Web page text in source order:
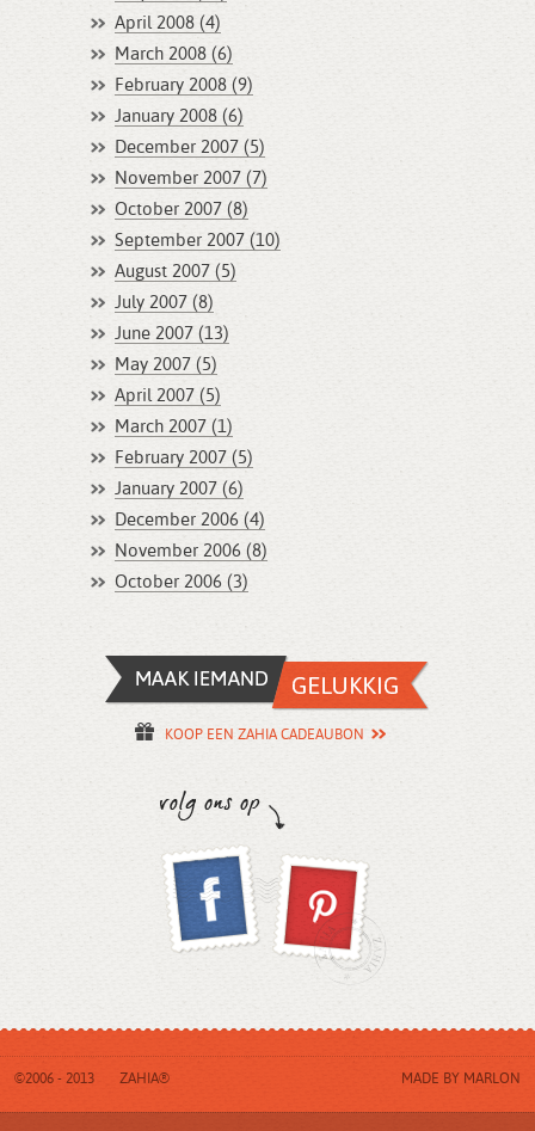
April 2008 (4)
March 2008 (6)
February 2008 (9)
January 2008 (6)
December 2007 (5)
November 2007 (7)
October 2007 (8)
September 2007 (10)
August 2007 (5)
July 2007 (8)
June 2007 (13)
May 2007 (5)
April 2007 (5)
March 2007 (1)
February 2007 (5)
January 2007 (6)
December 2006 (4)
November 2006 (8)
October 2006 (3)
KOOP EEN ZAHIA CADEAUBON
©2006 - 2013 ZAHIA® MADE BY MARLON